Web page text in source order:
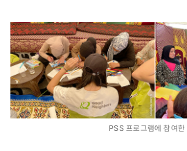
PSS 프로그램에 참여한